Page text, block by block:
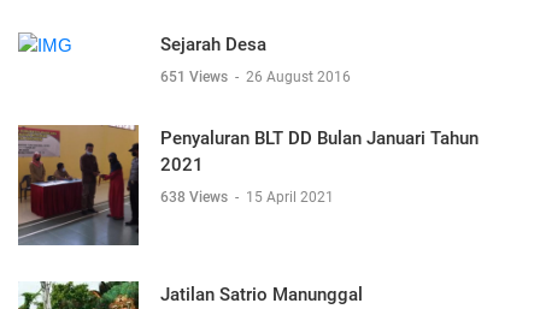
Sejarah Desa
651 Views - 26 August 2016
Penyaluran BLT DD Bulan Januari Tahun
2021
638 Views - 15 April 2021
Jatilan Satrio Manunggal